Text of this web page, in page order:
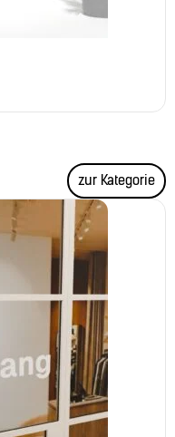
zur Kategorie